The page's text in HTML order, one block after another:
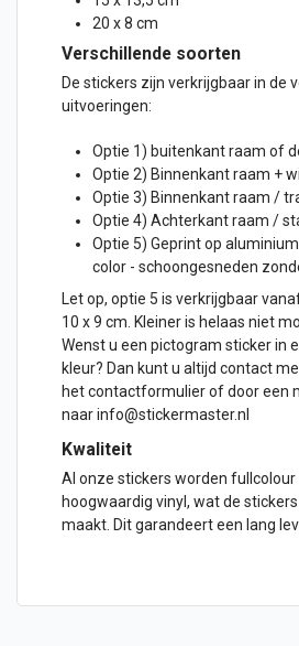
20 x 8 cm
Verschillende soorten
De stickers zijn verkrijgbaar in de
uitvoeringen:
Optie 1) buitenkant raam of
Optie 2) Binnenkant raam +
Optie 3) Binnenkant raam /
Optie 4) Achterkant raam /
Optie 5) Geprint op
color - schoongesneden
Let op, optie 5 is verkrijgbaar
10 x 9 cm. Kleiner is helaas niet
Wenst u een pictogram sticker in
kleur? Dan kunt u altijd contact
het contactformulier of door een
naar info@stickermaster.nl
Kwaliteit
Al onze stickers worden fullcolour
hoogwaardig vinyl, wat de
maakt. Dit garandeert een lang